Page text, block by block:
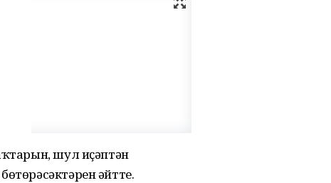
шул иҫәптән
әйтте.